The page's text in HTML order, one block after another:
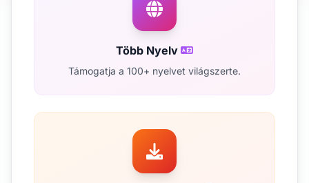
Több Nyelv
Támogatja a 100+ nyelvet világszerte.